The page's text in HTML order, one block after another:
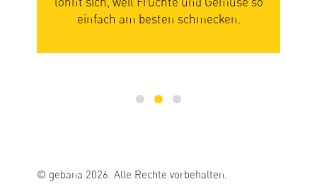
einfach am besten schmecken.
© gebana 2026. Alle Rechte vorbehalten.